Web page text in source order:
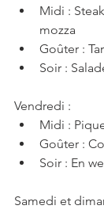
Midi :
mozza
Goûter :
Soir :
Vendredi :
Midi :
Goûter :
Soir : En
Samedi et